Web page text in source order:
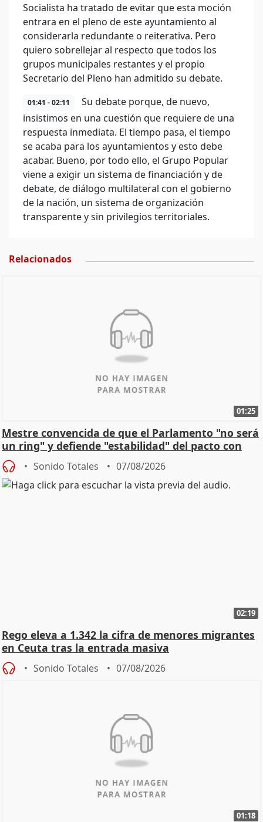
Socialista ha tratado de evitar que esta moción
entrara en el pleno de este ayuntamiento al
considerarla redundante o reiterativa. Pero
quiero sobrellejar al respecto que todos los
grupos municipales restantes y el propio
Secretario del Pleno han admitido su debate.
01:41 - 02:11
Su debate porque, de nuevo,
insistimos en una cuestión que requiere de una
respuesta inmediata. El tiempo pasa, el tiempo
se acaba para los ayuntamientos y esto debe
acabar. Bueno, por todo ello, el Grupo Popular
viene a exigir un sistema de financiación y de
debate, de diálogo multilateral con el gobierno
de la nación, un sistema de organización
transparente y sin privilegios territoriales.
Relacionados
01:25
Mestre convencida de que el Parlamento "no será
un ring" y defiende "estabilidad" del pacto con
Vox
Sonido Totales 07/08/2026
02:19
Rego eleva a 1.342 la cifra de menores migrantes
en Ceuta tras la entrada masiva
Sonido Totales 07/08/2026
01:18